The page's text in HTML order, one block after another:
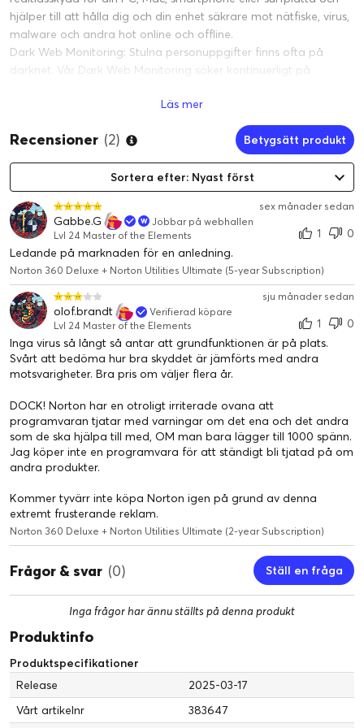
hjälper till att hålla dig och din enhet säkrare mot nätfiske, virus,
malware och andra hot online och offline.
Dark Web Monitoring: Stulna personuppgifter finns ofta på
darknet. Vår Dark Web Monitoring söker kontinuerligt på
information och meddelar dig om vi hittar den kopplad till
någon av informationen du har angett (telefonnummer,
kreditkortsnummer, till och med gamertaggar).§
50 GB Cloud Backup för PC: Cloud Backup för PC hjälper till att
förhindra förlust av foton och filer på grund av
utpressningsprogram eller hårddiskfel genom att lagra dem i
molnet. Säkerhetskopiera automatiskt dina filer till molnet.³
SafeCam för PC: SafeCam hjälper till att skydda mot misstänkt
eller skadlig användning av webbkamera och mikrofon på din
Windows-dator.3
Föräldrakontroll: Föräldrakontroll hjälper till att lyfta fram dina
barns onlineaktivitet för att identifiera potentiella faror innan de
blir problem. Med användarvänliga verktyg kan du ställa in
skärmtidsgränser, blockera olämpliga webbplatser och
övervaka sökord och övergripande aktivitetshistorik.⁴
Password Manager: Lösenord är nycklarna till ditt digitala liv.
skapa, lagra och hantera alla dina lösenord, all
kreditkortsinformation och annan känslig information på
internet – på ett säkrare sätt i ditt eget krypterade,
molnbaserade valv.
Funktioner i Norton Utilities Ultimate:
Frigör lagringsutrymme med överlägsen rensning
Ta tillbaka värdefullt utrymme på Windows-datorn och i molnet.
Ta bort onödiga filer, ta bort program som inte används och
organisera molnlagringen för ett digitalt liv utan oreda.
Öka Windows-datorns hastighet och prestanda
Bloatware och onödiga program som körs i bakgrunden kan
möjligt genom att minska bakgrundsaktivitet från program,
avinstallera program som du inte längre behöver och åtgärda
vanliga problem med hårddisken, programvaran och systemet.
Håll Windows-datorn välfungerande och i gott skick längre
Datorer tappar prestanda över tid om de inte underhålls.
Läs mer
Recensioner (2) Betygsätt produkt
Sortera efter: Nyast först
sex månader sedan
Gabbe.G
Jobbar på webhallen
Lvl 24 Master of the Elements
1
0
Ledande på marknaden för en anledning.
Norton 360 Deluxe + Norton Utilities Ultimate (5-year Subscription)
sju månader sedan
olof.brandt
Verifierad köpare
Lvl 24 Master of the Elements
1
0
Inga virus så långt så antar att grundfunktionen är på plats.
Svårt att bedöma hur bra skyddet är jämförts med andra
motsvarigheter. Bra pris om väljer flera år.
DOCK! Norton har en otroligt irriterade ovana att
programvaran tjatar med varningar om det ena och det andra
som de ska hjälpa till med, OM man bara lägger till 1000 spänn.
Jag köper inte en programvara för att ständigt bli tjatad på om
andra produkter.
Kommer tyvärr inte köpa Norton igen på grund av denna
extremt frusterande reklam.
Norton 360 Deluxe + Norton Utilities Ultimate (2-year Subscription)
Frågor & svar (0) Ställ en fråga
Inga frågor har ännu ställts på denna produkt
Produktinfo
Produktspecifikationer
Release
2025-03-17
Vårt artikelnr
383647